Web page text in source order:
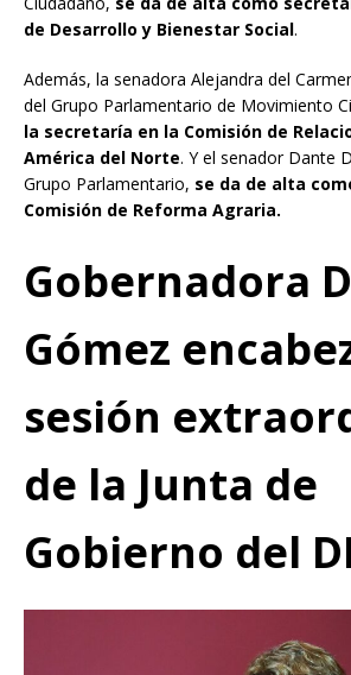
de Desarrollo y Bienestar Social.
Además, la senadora Alejandra del
del Grupo Parlamentario de Movimiento
la secretaría en la Comisión de
América del Norte. Y el senador Dante
Grupo Parlamentario, se da de alta
Comisión de Reforma Agraria.
Gobernadora
Gómez
sesión
de la Junta de
Gobierno del